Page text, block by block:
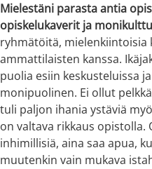
Mielestäni parasta antia
opiskelukaverit ja
ryhmätöitä, mielenkiintoisia
ammattilaisten kanssa.
puolia esiin keskusteluissa
monipuolinen. Ei ollut
tuli paljon ihania ystäviä
on valtava rikkaus
inhimillisiä, aina saa apua,
muutenkin vain mukava